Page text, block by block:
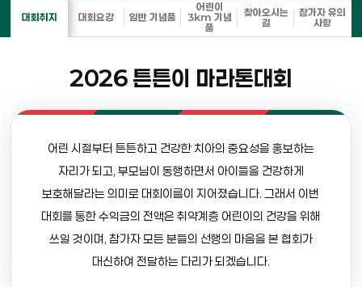
대회취지 대회요강 일반 기념품
어린이
3km 기념
품
찾아오시는
길
참가자 유의
사항
2026 튼튼이 마라톤대회
어린 시절부터 튼튼하고 건강한 치아의 중요성을 홍보하는
자리가 되고, 부모님이 동행하면서 아이들을 건강하게
보호해달라는 의미로 대회이름이 지어졌습니다. 그래서 이번
대회를 통한 수익금의 전액은 취약계층 어린이의 건강을 위해
쓰일 것이며, 참가자 모든 분들의 선행의 마음을 본 협회가
대신하여 전달하는 다리가 되겠습니다.